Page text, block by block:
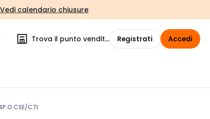
Vedi calendario chiusure
Trova il punto vendita Registrati Accedi
C7I